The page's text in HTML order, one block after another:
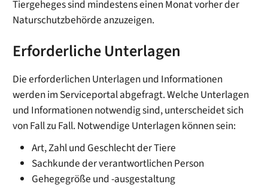
Tiergeheges sind mindestens einen Monat vorher der
Naturschutzbehörde anzuzeigen.
Erforderliche Unterlagen
Die erforderlichen Unterlagen und Informationen
werden im Serviceportal abgefragt. Welche Unterlagen
und Informationen notwendig sind, unterscheidet sich
von Fall zu Fall. Notwendige Unterlagen können sein:
Art, Zahl und Geschlecht der Tiere
Sachkunde der verantwortlichen Person
Gehegegröße und -ausgestaltung